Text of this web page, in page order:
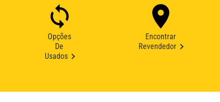
Opções
De
Usados
Encontrar
Revendedor